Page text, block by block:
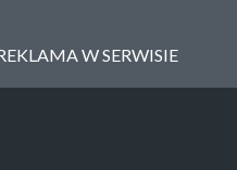
W SERWISIE